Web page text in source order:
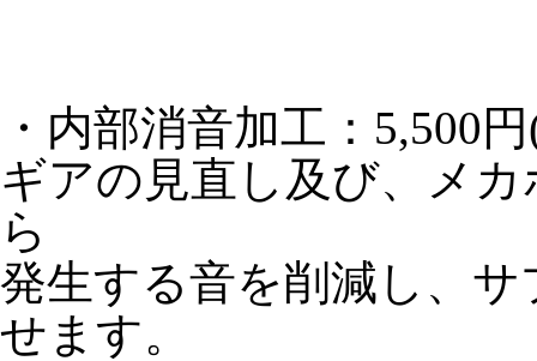
・内部消音加工：5,500
ギアの見直し及び、メ
ら
発生する音を削減し、
せます。